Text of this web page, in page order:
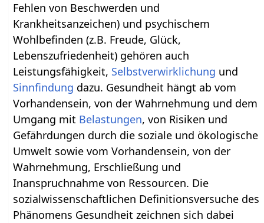
Fehlen von Beschwerden und
Krankheitsanzeichen) und psychischem
Wohlbefinden (z.B. Freude, Glück,
Lebenszufriedenheit) gehören auch
Leistungsfähigkeit, Selbstverwirklichung und
Sinnfindung dazu. Gesundheit hängt ab vom
Vorhandensein, von der Wahrnehmung und dem
Umgang mit Belastungen, von Risiken und
Gefährdungen durch die soziale und ökologische
Umwelt sowie vom Vorhandensein, von der
Wahrnehmung, Erschließung und
Inanspruchnahme von Ressourcen. Die
sozialwissenschaftlichen Definitionsversuche des
Phänomens Gesundheit zeichnen sich dabei